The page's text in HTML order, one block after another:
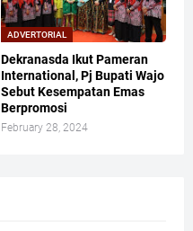
ADVERTORIAL
Dekranasda Ikut Pameran
International, Pj Bupati Wajo
Sebut Kesempatan Emas
Berpromosi
February 28, 2024